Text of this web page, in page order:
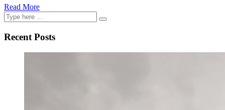
Read More
Recent Posts